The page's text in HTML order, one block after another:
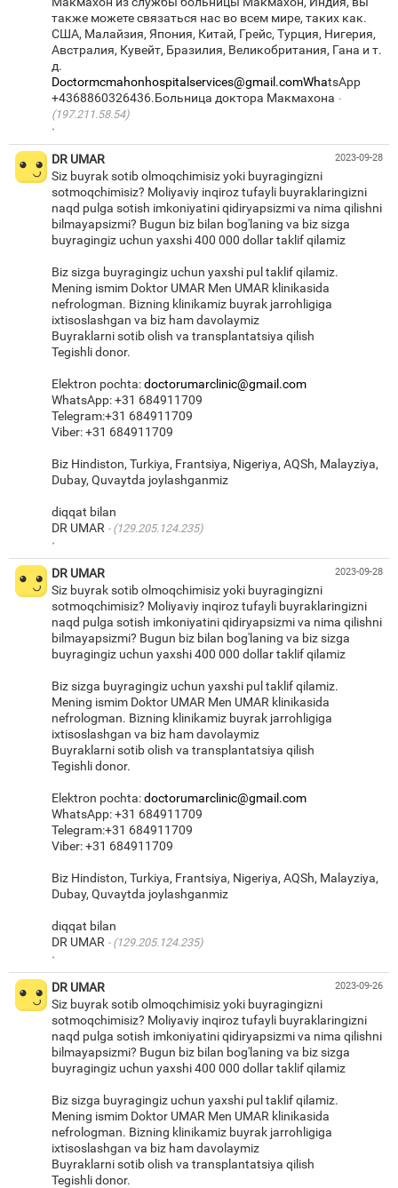
также можете связаться нас во всем мире, таких как.
США, Малайзия, Япония, Китай, Грейс, Турция, Нигерия,
Австралия, Кувейт, Бразилия, Великобритания, Гана и т.
Doctormcmahonhospitalservices@gmail.comWhatsApp
+4368860326436.Больница доктора Макмахона
(197.211.58.54)
·
2023-09-28
DR UMAR
Siz buyrak sotib olmoqchimisiz yoki buyragingizni
sotmoqchimisiz? Moliyaviy inqiroz tufayli buyraklaringizni
naqd pulga sotish imkoniyatini qidiryapsizmi va nima qilishni
bilmayapsizmi? Bugun biz bilan bog'laning va biz sizga
buyragingiz uchun yaxshi 400 000 dollar taklif qilamiz
Biz sizga buyragingiz uchun yaxshi pul taklif qilamiz.
Mening ismim Doktor UMAR Men UMAR klinikasida
nefrologman. Bizning klinikamiz buyrak jarrohligiga
ixtisoslashgan va biz ham davolaymiz
Buyraklarni sotib olish va transplantatsiya qilish
Tegishli donor.
Elektron pochta:doctorumarclinic@gmail.com
WhatsApp: +31 684911709
Telegram:+31 684911709
Viber: +31 684911709
Biz Hindiston, Turkiya, Frantsiya, Nigeriya, AQSh, Malayziya,
Dubay, Quvaytda joylashganmiz
diqqat bilan
DR UMAR
(129.205.124.235)
·
2023-09-28
DR UMAR
Siz buyrak sotib olmoqchimisiz yoki buyragingizni
sotmoqchimisiz? Moliyaviy inqiroz tufayli buyraklaringizni
naqd pulga sotish imkoniyatini qidiryapsizmi va nima qilishni
bilmayapsizmi? Bugun biz bilan bog'laning va biz sizga
buyragingiz uchun yaxshi 400 000 dollar taklif qilamiz
Biz sizga buyragingiz uchun yaxshi pul taklif qilamiz.
Mening ismim Doktor UMAR Men UMAR klinikasida
nefrologman. Bizning klinikamiz buyrak jarrohligiga
ixtisoslashgan va biz ham davolaymiz
Buyraklarni sotib olish va transplantatsiya qilish
Tegishli donor.
Elektron pochta:doctorumarclinic@gmail.com
WhatsApp: +31 684911709
Telegram:+31 684911709
Viber: +31 684911709
Biz Hindiston, Turkiya, Frantsiya, Nigeriya, AQSh, Malayziya,
Dubay, Quvaytda joylashganmiz
diqqat bilan
DR UMAR
(129.205.124.235)
·
2023-09-26
DR UMAR
Siz buyrak sotib olmoqchimisiz yoki buyragingizni
sotmoqchimisiz? Moliyaviy inqiroz tufayli buyraklaringizni
naqd pulga sotish imkoniyatini qidiryapsizmi va nima qilishni
bilmayapsizmi? Bugun biz bilan bog'laning va biz sizga
buyragingiz uchun yaxshi 400 000 dollar taklif qilamiz
Biz sizga buyragingiz uchun yaxshi pul taklif qilamiz.
Mening ismim Doktor UMAR Men UMAR klinikasida
nefrologman. Bizning klinikamiz buyrak jarrohligiga
ixtisoslashgan va biz ham davolaymiz
Buyraklarni sotib olish va transplantatsiya qilish
Tegishli donor.